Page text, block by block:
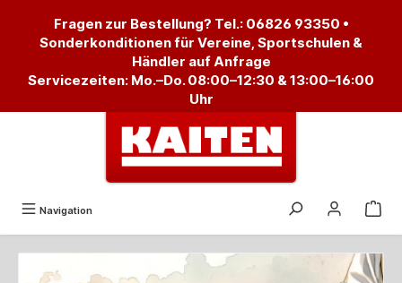
Fragen zur Bestellung? Tel.: 06826 93350 •
Sonderkonditionen für Vereine, Sportschulen &
Händler auf Anfrage
Servicezeiten: Mo.–Do. 08:00–12:30 & 13:00–16:00
Uhr
Navigation